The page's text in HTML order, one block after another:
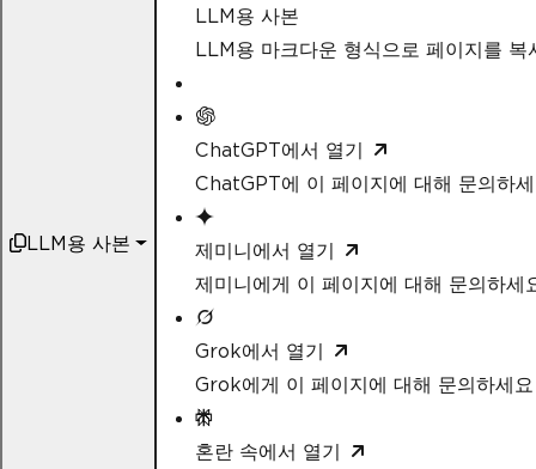
LLM용 사본
LLM용 사본
LLM용 마크다운 형식으로 페이지를 복
ChatGPT에서 열기
ChatGPT에 이 페이지에 대해 문의하
제미니에서 열기
제미니에게 이 페이지에 대해 문의하세
Grok에서 열기
Grok에게 이 페이지에 대해 문의하세요
혼란 속에서 열기